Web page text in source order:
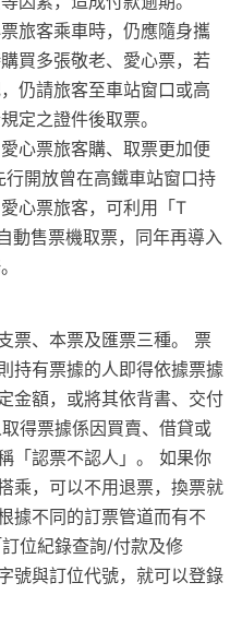
旅客乘車時，仍應隨身攜
買多張敬老、愛心票，若
仍請旅客至車站窗口或高
定之證件後取票。
心票旅客購、取票更加便
開放曾在高鐵車站窗口持
心票旅客，可利用「T
動售票機取票，同年再導入
票、本票及匯票三種。 票
持有票據的人即得依據票據
金額，或將其依背書、交付
得票據係因買賣、借貸或
「認票不認人」。 如果你
乘，可以不用退票，換票就
據不同的訂票管道而有不
位紀錄查詢/付款及修
號與訂位代號，就可以登錄